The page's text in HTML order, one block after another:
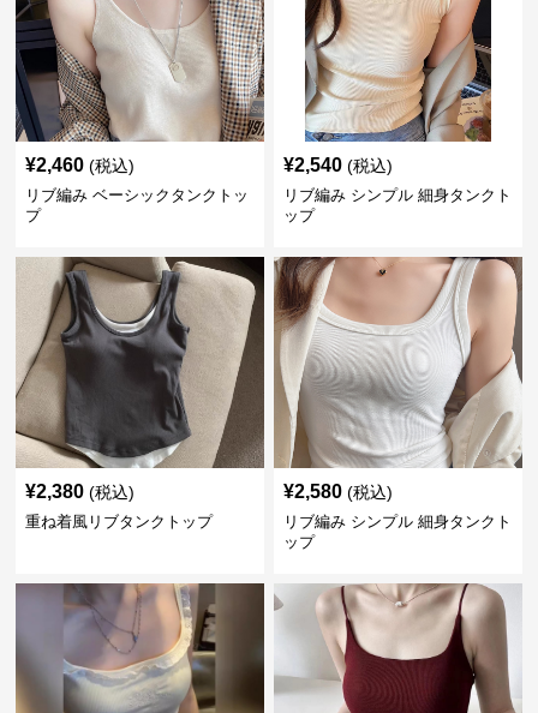
¥2,460 (税込)
リブ編み ベーシックタンクトッ
プ
¥2,540 (税込)
リブ編み シンプル 細身タンクト
ップ
¥2,380 (税込)
重ね着風リブタンクトップ
¥2,580 (税込)
リブ編み シンプル 細身タンクト
ップ